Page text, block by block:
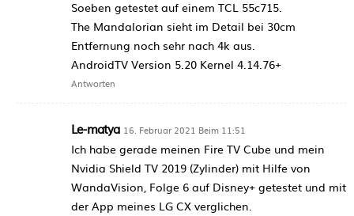
Soeben getestet auf einem TCL 55c715.
The Mandalorian sieht im Detail bei 30cm
Entfernung noch sehr nach 4k aus.
AndroidTV Version 5.20 Kernel 4.14.76+
Antworten
Le-matya 16. Februar 2021 Beim 11:51
Ich habe gerade meinen Fire TV Cube und mein
Nvidia Shield TV 2019 (Zylinder) mit Hilfe von
WandaVision, Folge 6 auf Disney+ getestet und mit
der App meines LG CX verglichen.